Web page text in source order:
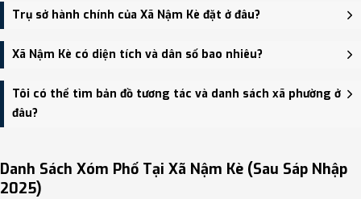
Xã Nậm Kè được thành lập trên cơ sở sáp nhập Xã Pá Mỳ, Xã Nậm
Kè.
Trụ sở hành chính của Xã Nậm Kè đặt ở đâu?
Trụ sở hành chính mới của Xã Nậm Kè đặt tại Trụ sở Đảng ủy,
HĐND và UBND xã Nậm Kè - trung tâm khu vực thuận tiện giao
thông.
Xã Nậm Kè có diện tích và dân số bao nhiêu?
Xã Nậm Kè có Diện tích: 224.70 km², Dân số: 8,977 người, Mật độ
dân số: Khoảng 39.95 người/km²
Tôi có thể tìm bản đồ tương tác và danh sách xã phường ở
đâu?
địa điểm tại: VReview.vn - Nền tảng review địa điểm, dịch vụ và du
lịch uy tín tại Việt Nam.
Danh Sách Xóm Phố Tại Xã Nậm Kè (sau Sáp Nhập
2025)